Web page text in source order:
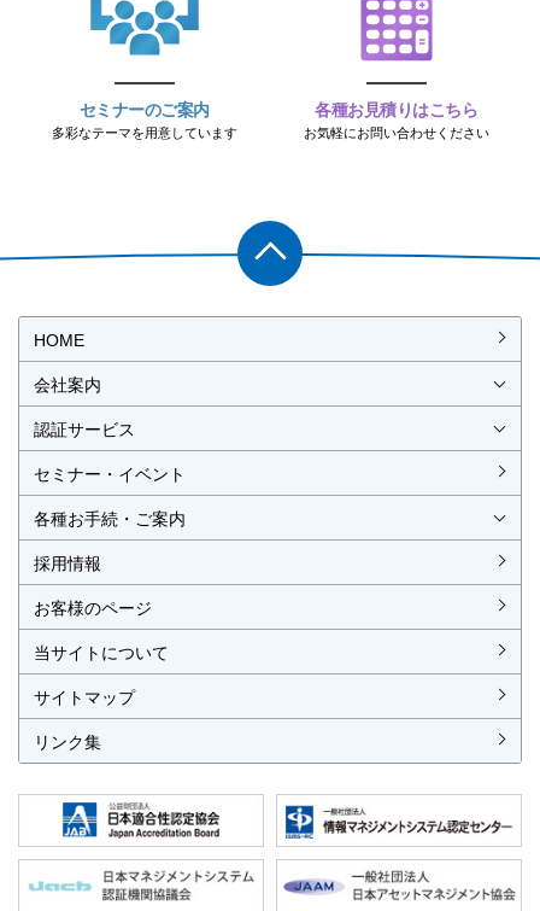
セミナーのご案内
多彩なテーマを用意しています
各種お見積りはこちら
お気軽にお問い合わせください
HOME
会社案内
認証サービス
ISO認証（マネジメントシステム）
ISO 9001 （品質）
ISO 14001（環境）
ISO 55001（アセット）
ISO 45001（労働安全衛生）
ISO 27001（情報セキュリティ）
MSAの審査認証
ISOとは？
JIS製品認証
JIS製品認証の手続き
認証リスト
セミナー・イベント
各種お手続・ご案内
採用情報
お客様のページ
当サイトについて
サイトマップ
リンク集